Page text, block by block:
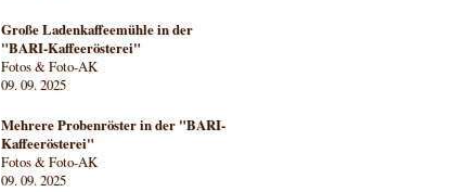
Große Ladenkaffeemühle in der
"BARI-Kaffeerösterei"
Fotos & Foto-AK
09. 09. 2025
Mehrere Probenröster in der "BARI-
Kaffeerösterei"
Fotos & Foto-AK
09. 09. 2025